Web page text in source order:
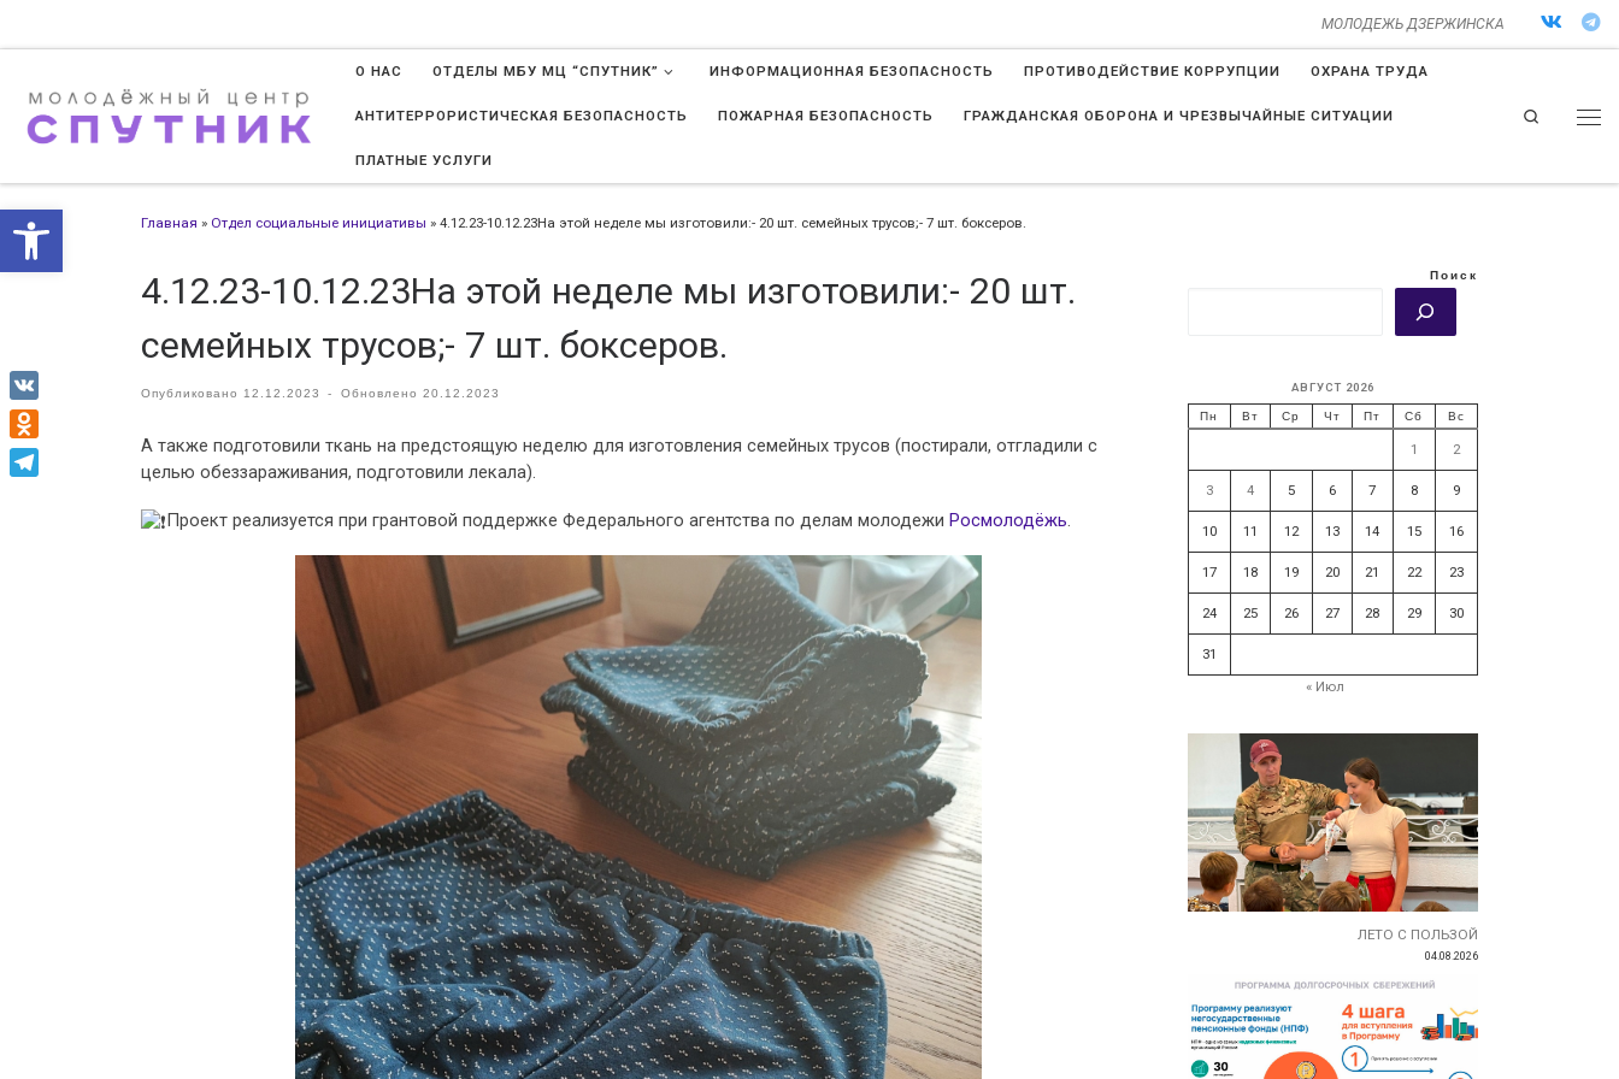
Открыть панель инструментов
МОЛОДЕЖЬ ДЗЕРЖИНСКА
О НАС ОТДЕЛЫ МБУ МЦ “СПУТНИК” ИНФОРМАЦИОННАЯ БЕЗОПАСНОСТЬ ПРОТИВОДЕЙСТВИЕ КОРРУПЦИИ ОХРАНА ТРУДА
АНТИТЕРРОРИСТИЧЕСКАЯ БЕЗОПАСНОСТЬ ПОЖАРНАЯ БЕЗОПАСНОСТЬ ГРАЖДАНСКАЯ ОБОРОНА И ЧРЕЗВЫЧАЙНЫЕ СИТУАЦИИ
ПЛАТНЫЕ УСЛУГИ
Search
Главная » Отдел социальные инициативы » 4.12.23-10.12.23На этой неделе мы изготовили:- 20 шт. семейных трусов;- 7 шт. боксеров.
4.12.23-10.12.23На этой неделе мы изготовили:- 20 шт.
семейных трусов;- 7 шт. боксеров.
Опубликовано 12.12.2023 - Обновлено 20.12.2023
А также подготовили ткань на предстоящую неделю для изготовления семейных трусов (постирали, отгладили с
целью обеззараживания, подготовили лекала).
Проект реализуется при грантовой поддержке Федерального агентства по делам молодежи Росмолодёжь.
Поиск
АВГУСТ 2026
Пн Вт Ср Чт Пт Сб Вс
1 2
3 4 5 6 7 8 9
10 11 12 13 14 15 16
17 18 19 20 21 22 23
24 25 26 27 28 29 30
31
« Июл
ЛЕТО С ПОЛЬЗОЙ
04.08.2026
VK
Odnoklassniki